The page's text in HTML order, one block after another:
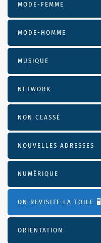
MODE-FEMME
MODE-HOMME
MUSIQUE
NETWORK
NON CLASSÉ
NOUVELLES ADRESSES
NUMÉRIQUE
ON REVISITE LA TOILE 🖥️
ORIENTATION